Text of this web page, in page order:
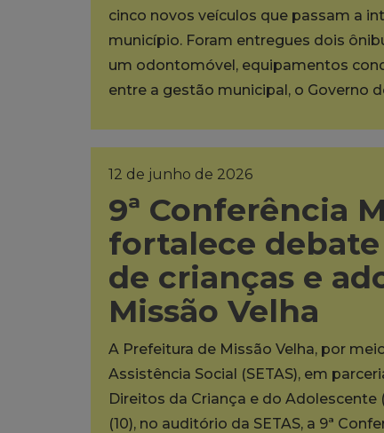
cinco novos veículos que passam a
município. Foram entregues dois
um odontomóvel, equipamentos
entre a gestão municipal, o Governo
12 de junho de 2026
9ª Conferência
fortalece
de crianças e
Missão Velha
A Prefeitura de Missão Velha, por
Assistência Social (SETAS), em
Direitos da Criança e do Adolescente
(10), no auditório da SETAS, a 9ª